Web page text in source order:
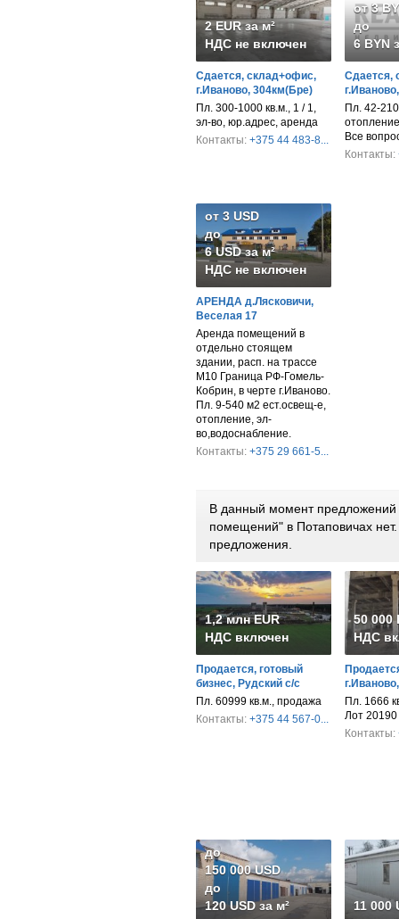
2 EUR за м²
НДС не включен
Сдается, склад+офис,
г.Иваново, 304км(Бре)
Пл. 300-1000 кв.м., 1 / 1,
эл-во, юр.адрес, аренда
Контакты: +375 44 483-8...
от 3
до
6 BYN
Сдается,
Пл. 42-
Все
Контакты:
от 3 USD
до
6 USD за м²
НДС не включен
АРЕНДА д.Лясковичи,
Веселая 17
Аренда помещений в
отдельно стоящем
здании, расп. на трассе
М10 Граница РФ-Гомель-
Кобрин, в черте г.Иваново.
Пл. 9-540 м2 ест.освещ-е,
отопление, эл-
во,водоснабление.
Контакты: +375 29 661-5...
В данный момент предложений
помещений" в Потаповичах
предложения.
1,2 млн EUR
НДС включен
Продается, готовый
бизнес, Рудский с/с
Пл. 60999 кв.м., продажа
Контакты: +375 44 567-0...
50 000
НДС
Пл. 1666
Лот 20190
Контакты:
до
150 000 USD
до
120 USD за м²
11 000